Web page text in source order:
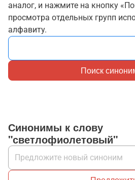
аналог, и нажмите на кнопку
просмотра отдельных групп
алфавиту.
Поиск
Синонимы к слову
"светлофиолетовый"